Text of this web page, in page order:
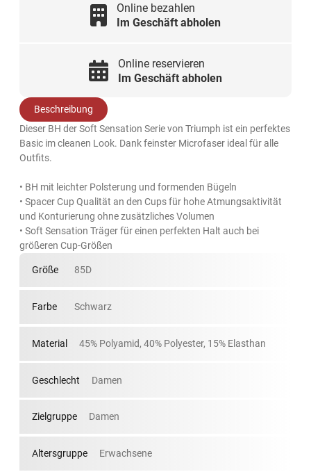
Online bezahlen
Im Geschäft abholen
Online reservieren
Im Geschäft abholen
Beschreibung
Dieser BH der Soft Sensation Serie von Triumph ist ein perfektes
Basic im cleanen Look. Dank feinster Microfaser ideal für alle
Outfits.
• BH mit leichter Polsterung und formenden Bügeln
• Spacer Cup Qualität an den Cups für hohe Atmungsaktivität
und Konturierung ohne zusätzliches Volumen
• Soft Sensation Träger für einen perfekten Halt auch bei
größeren Cup-Größen
Größe 85D
Farbe Schwarz
Material 45% Polyamid, 40% Polyester, 15% Elasthan
Geschlecht Damen
Zielgruppe Damen
Altersgruppe Erwachsene